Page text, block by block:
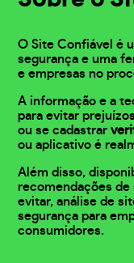
O Site Confiável é
segurança e uma
e empresas no
A informação e a
para evitar
ou se cadastrar
ou aplicativo é
Além disso,
recomendações
evitar, análise de
segurança para
consumidores.